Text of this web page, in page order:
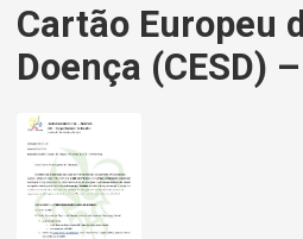
Cartão Europeu
Doença (CESD)